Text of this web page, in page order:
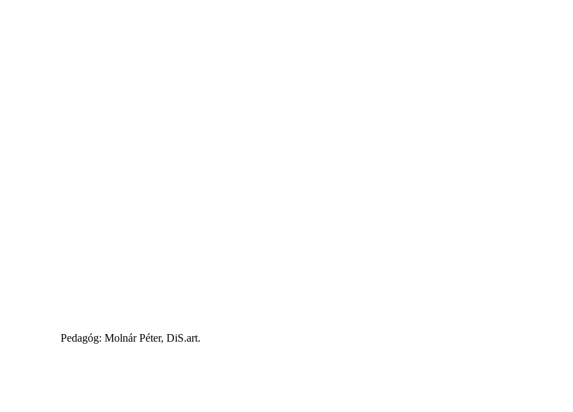
Pedagóg: Molnár Péter, DiS.art.